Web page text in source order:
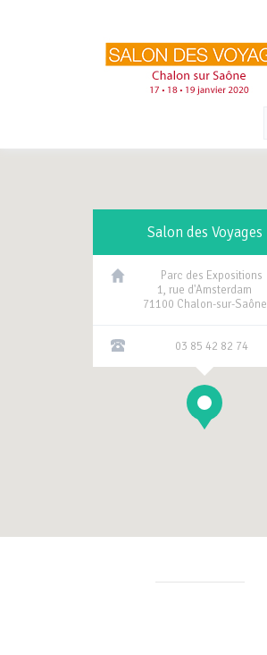
Salon des Voyages
Parc des Expositions
1, rue d'Amsterdam
71100 Chalon-sur-Saône
03 85 42 82 74